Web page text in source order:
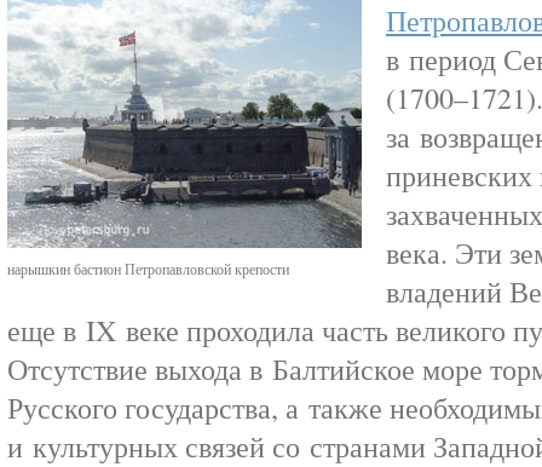
нарышкин бастион Петропавловской крепости
в период
за
века. Эти
владений
еще в IX веке проходила часть великого
Отсутствие выхода в Балтийское море
Русского государства, а также
и культурных связей со странами